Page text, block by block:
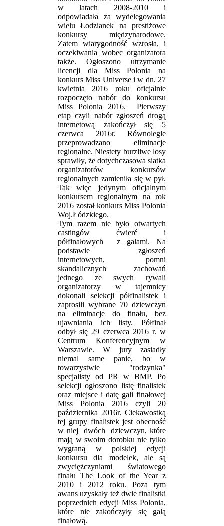
w latach 2008-2010 i
odpowiadała za wydelegowania
wielu Łodzianek na prestiżowe
konkursy międzynarodowe.
Zatem wiarygodność wzrosła, i
oczekiwania wobec organizatora
także. Ogłoszono utrzymanie
licencji dla Miss Polonia na
konkurs Miss Universe i w dn. 27
kwietnia 2016 roku oficjalnie
rozpoczęto nabór do konkursu
Miss Polonia 2016. Pierwszy
etap czyli nabór zgłoszeń drogą
internetową zakończył się 5
czerwca 2016r. Równolegle
przeprowadzano eliminacje
regionalne. Niestety burzliwe losy
sprawiły, że dotychczasowa siatka
organizatorów konkursów
regionalnych zamieniła się w pył.
Tak więc jedynym oficjalnym
konkursem regionalnym na rok
2016 został konkurs Miss Polonia
Woj.Łódzkiego.
Tym razem nie było otwartych
castingów ćwierć i
półfinałowych z galami. Na
podstawie zgłoszeń
internetowych, pomni
skandalicznych zachowań
jednego ze swych rywali
organizatorzy w tajemnicy
dokonali selekcji półfinalistek i
zaprosili wybrane 70 dziewczyn
na eliminacje do finału, bez
ujawniania ich listy. Półfinał
odbył się 29 czerwca 2016 r. w
Centrum Konferencyjnym w
Warszawie. W jury zasiadły
niemal same panie, bo w
towarzystwie "rodzynka"
specjalisty od PR w BMP. Po
selekcji ogłoszono listę finalistek
oraz miejsce i datę gali finałowej
Miss Polonia 2016 czyli 20
października 2016r. Ciekawostką
tej grupy finalistek jest obecność
w niej dwóch dziewczyn, które
mają w swoim dorobku nie tylko
wygraną w polskiej edycji
konkursu dla modelek, ale są
zwyciężczyniami światowego
finału The Look of the Year z
2010 i 2012 roku. Poza tym
awans uzyskały też dwie finalistki
poprzednich edycji Miss Polonia,
które nie zakończyły się galą
finałową.